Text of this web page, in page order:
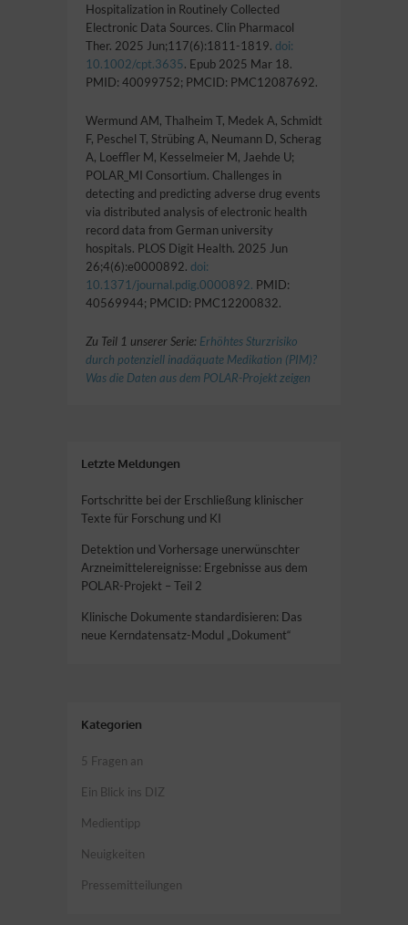
Hospitalization in Routinely Collected
Electronic Data Sources. Clin Pharmacol
Ther. 2025 Jun;117(6):1811-1819. doi:
10.1002/cpt.3635. Epub 2025 Mar 18.
PMID: 40099752; PMCID: PMC12087692.
Wermund AM, Thalheim T, Medek A, Schmidt
F, Peschel T, Strübing A, Neumann D, Scherag
A, Loeffler M, Kesselmeier M, Jaehde U;
POLAR_MI Consortium. Challenges in
detecting and predicting adverse drug events
via distributed analysis of electronic health
record data from German university
hospitals. PLOS Digit Health. 2025 Jun
26;4(6):e0000892. doi:
10.1371/journal.pdig.0000892. PMID:
40569944; PMCID: PMC12200832.
Zu Teil 1 unserer Serie: Erhöhtes Sturzrisiko
durch potenziell inadäquate Medikation (PIM)?
Was die Daten aus dem POLAR-Projekt zeigen
Letzte Meldungen
Fortschritte bei der Erschließung klinischer
Texte für Forschung und KI
Detektion und Vorhersage unerwünschter
Arzneimittelereignisse: Ergebnisse aus dem
POLAR-Projekt – Teil 2
Klinische Dokumente standardisieren: Das
neue Kerndatensatz-Modul „Dokument“
Kategorien
5 Fragen an
Ein Blick ins DIZ
Medientipp
Neuigkeiten
Pressemitteilungen